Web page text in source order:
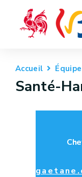
Accueil Équipe
Santé-